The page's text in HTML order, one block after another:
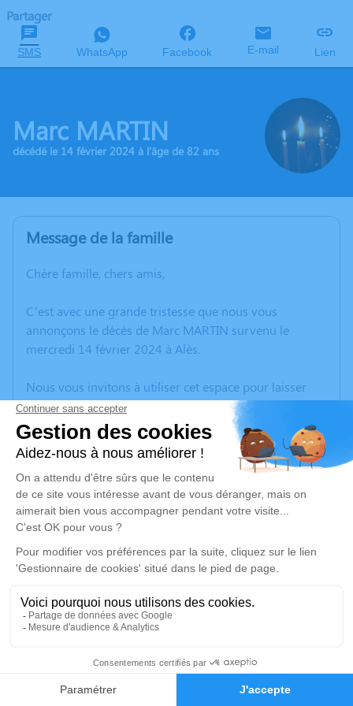
Faire-part Hommages
Partager
SMS WhatsApp Facebook E-mail Lien
Marc MARTIN
décédé le 14 février 2024 à l'âge de 82 ans
Message de la famille
Chère famille, chers amis,
C’est avec une grande tristesse que nous vous
annonçons le décès de Marc MARTIN survenu le
mercredi 14 février 2024 à Alès.
Nous vous invitons à utiliser cet espace pour laisser
vos condoléances, partager des photos souvenirs, une
anecdote ou exprimer vos pensées à travers des
poèmes ou des textes. Cet endroit est un lieu
d'expression dédié à honorer la mémoire de Marc
MARTIN.
Un service de plantation d’arbre hommage est
disponible ici.
Je rends hommage
Cérémonie civile
Je rends hommage